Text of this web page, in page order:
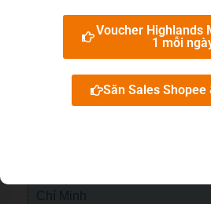
Top 10 Quán Cà Phê Đẹp
Quên Lối Về
Chí Minh
Voucher Highlands
1 mỗi
Săn Sales Shopee